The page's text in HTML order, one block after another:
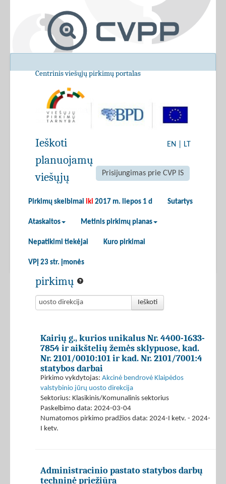
Centrinis viešųjų pirkimų portalas
EN LT
Prisijungimas prie CVP IS
Pirkimų skelbimai iki 2017 m. liepos 1 d Sutartys
Ataskaitos Metinis pirkimų planas
Nepatikimi tiekėjai Kuro pirkimai
VPĮ 23 str. įmonės
Ieškoti
planuojamų
viešųjų
pirkimų
Ieškoti
Kairių g., kurios unikalus Nr. 4400-1633-
7854 ir aikštelių žemės sklypuose, kad.
Nr. 2101/0010:101 ir kad. Nr. 2101/7001:4
statybos darbai
Pirkimo vykdytojas: Akcinė bendrovė Klaipėdos
valstybinio jūrų uosto direkcija
Sektorius: Klasikinis/Komunalinis sektorius
Paskelbimo data: 2024-03-04
Numatomos pirkimo pradžios data: 2024-I ketv. - 2024-
I ketv.
Administracinio pastato statybos darbų
techninė priežiūra